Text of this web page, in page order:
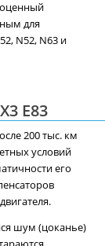
для
N52, N63 и
E83
200 тыс. км
условий
его
шум (цоканье)